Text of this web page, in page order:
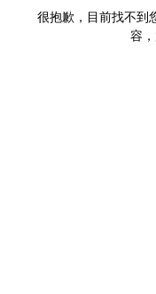
很抱歉，目前找不到
容